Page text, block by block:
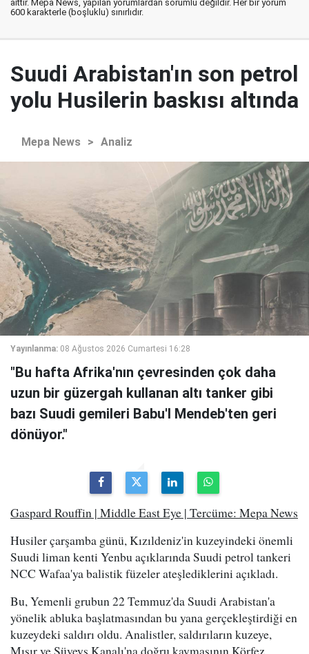
aittir. Mepa News, yapılan yorumlardan sorumlu değildir. Her bir yorum
600 karakterle (boşluklu) sınırlıdır.
Suudi Arabistan'ın son petrol
yolu Husilerin baskısı altında
Mepa News > Analiz
Yayınlanma: 08 Ağustos 2026 Cumartesi 16:28
"Bu hafta Afrika'nın çevresinden çok daha
uzun bir güzergah kullanan altı tanker gibi
bazı Suudi gemileri Babu'l Mendeb'ten geri
dönüyor."
Gaspard Rouffin | Middle East Eye | Tercüme: Mepa News
Husiler çarşamba günü, Kızıldeniz'in kuzeyindeki önemli
Suudi liman kenti Yenbu açıklarında Suudi petrol tankeri
NCC Wafaa'ya balistik füzeler ateşlediklerini açıkladı.
Bu, Yemenli grubun 22 Temmuz'da Suudi Arabistan'a
yönelik abluka başlatmasından bu yana gerçekleştirdiği en
kuzeydeki saldırı oldu. Analistler, saldırıların kuzeye,
Mısır ve Süveyş Kanalı'na doğru kaymasının Körfez